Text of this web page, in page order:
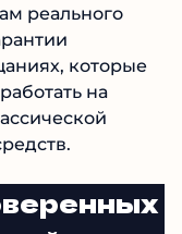
Aitrederbot
Все его
для